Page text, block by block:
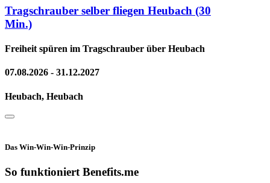
Tragschrauber selber fliegen Heubach (30
Min.)
Freiheit spüren im Tragschrauber über Heubach
07.08.2026 - 31.12.2027
Heubach, Heubach
Das Win-Win-Win-Prinzip
So funktioniert Benefits.me